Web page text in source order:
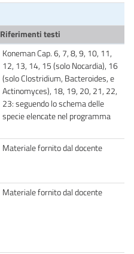
Riferimenti testi
Koneman Cap. 6, 7, 8, 9, 10, 11,
12, 13, 14, 15 (solo Nocardia), 16
(solo Clostridium, Bacteroides, e
Actinomyces), 18, 19, 20, 21, 22,
23: seguendo lo schema delle
specie elencate nel programma
Materiale fornito dal docente
Materiale fornito dal docente